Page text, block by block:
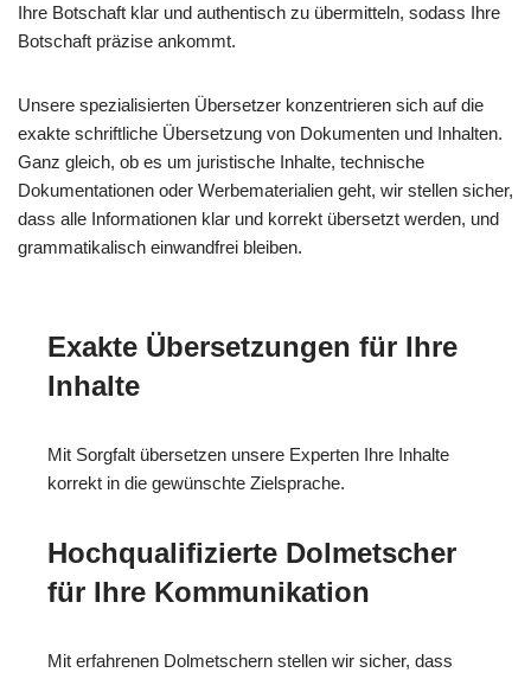
Ihre Botschaft klar und authentisch zu übermitteln, sodass Ihre
Botschaft präzise ankommt.
Unsere spezialisierten Übersetzer konzentrieren sich auf die
exakte schriftliche Übersetzung von Dokumenten und Inhalten.
Ganz gleich, ob es um juristische Inhalte, technische
Dokumentationen oder Werbematerialien geht, wir stellen sicher,
dass alle Informationen klar und korrekt übersetzt werden, und
grammatikalisch einwandfrei bleiben.
Exakte Übersetzungen für Ihre
Inhalte
Mit Sorgfalt übersetzen unsere Experten Ihre Inhalte
korrekt in die gewünschte Zielsprache.
Hochqualifizierte Dolmetscher
für Ihre Kommunikation
Mit erfahrenen Dolmetschern stellen wir sicher, dass